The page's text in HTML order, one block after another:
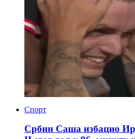
Спорт
Србин Саша избацио